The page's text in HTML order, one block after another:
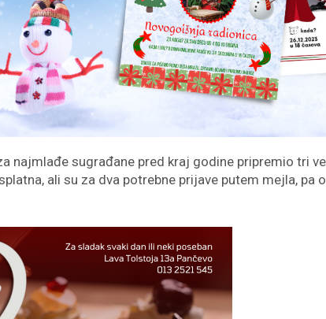
najmlađe sugrađane pred kraj godine pripremio tri
ali su za dva potrebne prijave putem mejla, pa